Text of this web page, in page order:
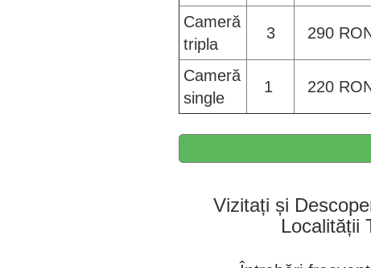
Cameră
tripla
3 290
Cameră
single
1 220
Vizitați și
Localității